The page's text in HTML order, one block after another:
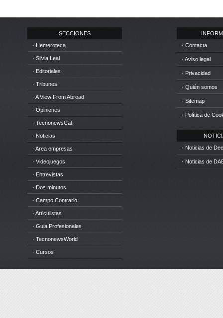
SECCIONES
· Hemeroteca
· Silvia Leal
· Editoriales
· Tribunes
· A View From Abroad
· Opiniones
· TecnonewsCat
· Noticias
· Area empresas
· Videojuegos
· Entrevistas
· Dos minutos
· Campo Contrario
· Articulistas
· Guia Profesionales
· TecnonewsWorld
· Cursos
· Contacta
· Aviso legal
· Privacidad
· Quién somos
· Sitemap
· Política de
· Noticias de
· Noticias de